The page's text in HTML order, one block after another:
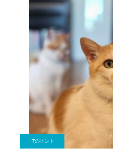
ITのヒント